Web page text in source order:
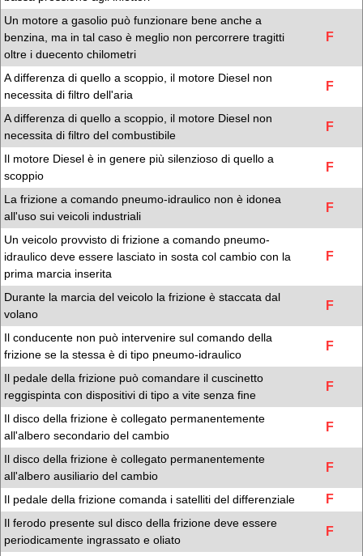
Un motore a gasolio può funzionare bene anche a
benzina, ma in tal caso è meglio non percorrere tragitti
oltre i duecento chilometri
F
A differenza di quello a scoppio, il motore Diesel non
necessita di filtro dell'aria
F
A differenza di quello a scoppio, il motore Diesel non
necessita di filtro del combustibile
F
Il motore Diesel è in genere più silenzioso di quello a
scoppio
F
La frizione a comando pneumo-idraulico non è idonea
all'uso sui veicoli industriali
F
Un veicolo provvisto di frizione a comando pneumo-
idraulico deve essere lasciato in sosta col cambio con la
prima marcia inserita
F
Durante la marcia del veicolo la frizione è staccata dal
volano
F
Il conducente non può intervenire sul comando della
frizione se la stessa è di tipo pneumo-idraulico
F
Il pedale della frizione può comandare il cuscinetto
reggispinta con dispositivi di tipo a vite senza fine
F
Il disco della frizione è collegato permanentemente
all'albero secondario del cambio
F
Il disco della frizione è collegato permanentemente
all'albero ausiliario del cambio
F
Il pedale della frizione comanda i satelliti del differenziale F
Il ferodo presente sul disco della frizione deve essere
periodicamente ingrassato e oliato
F